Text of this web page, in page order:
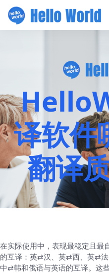
译软件
翻译
在实际使用中，表现最稳定且最
的互译：英⇄汉、英⇄西、英⇄
中⇄韩和俄语与英语的互译。这